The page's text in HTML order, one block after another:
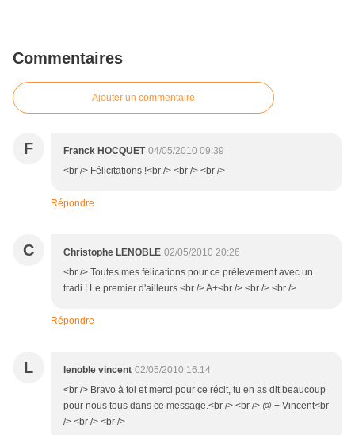
Commentaires
Ajouter un commentaire
F Franck HOCQUET 04/05/2010 09:39
<br /> Félicitations !<br /> <br /> <br />
Répondre
C Christophe LENOBLE 02/05/2010 20:26
<br /> Toutes mes félications pour ce prélévement avec un
tradi ! Le premier d'ailleurs.<br /> A+<br /> <br /> <br />
Répondre
L lenoble vincent 02/05/2010 16:14
<br /> Bravo à toi et merci pour ce récit, tu en as dit beaucoup
pour nous tous dans ce message.<br /> <br /> @ + Vincent<br
/> <br /> <br />